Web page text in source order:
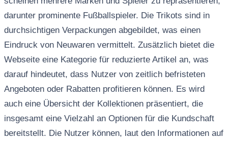
darunter prominente Fußballspieler. Die Trikots sind in
durchsichtigen Verpackungen abgebildet, was einen
Eindruck von Neuwaren vermittelt. Zusätzlich bietet die
Webseite eine Kategorie für reduzierte Artikel an, was
darauf hindeutet, dass Nutzer von zeitlich befristeten
Angeboten oder Rabatten profitieren können. Es wird
auch eine Übersicht der Kollektionen präsentiert, die
insgesamt eine Vielzahl an Optionen für die Kundschaft
bereitstellt. Die Nutzer können, laut den Informationen auf